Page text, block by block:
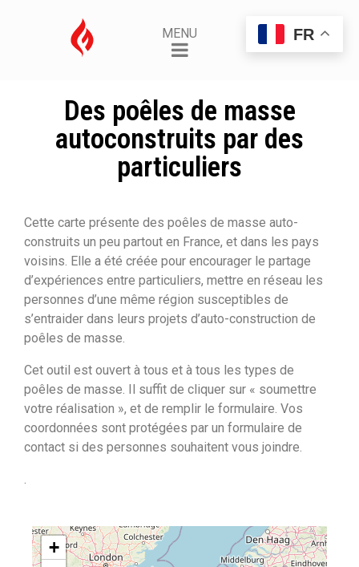
MENU
Des poêles de masse
autoconstruits par des
particuliers
Cette carte présente des poêles de masse auto-
construits un peu partout en France, et dans les pays
voisins. Elle a été créée pour encourager le partage
d’expériences entre particuliers, mettre en réseau les
personnes d’une même région susceptibles de
s’entraider dans leurs projets d’auto-construction de
poêles de masse.
Cet outil est ouvert à tous et à tous les types de
poêles de masse. Il suffit de cliquer sur « soumettre
votre réalisation », et de remplir le formulaire. Vos
coordonnées sont protégées par un formulaire de
contact si des personnes souhaitent vous joindre.
.
+
FR